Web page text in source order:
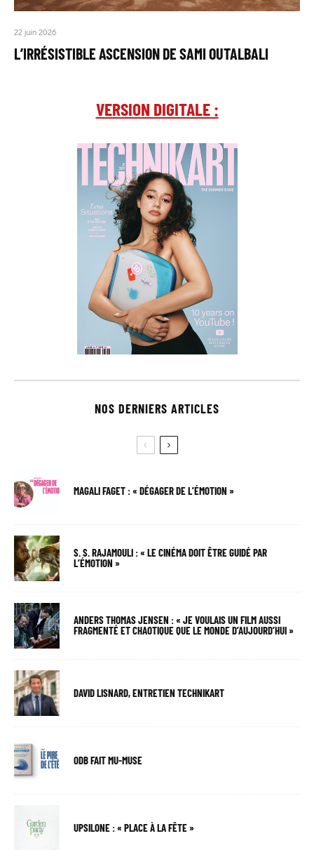
22 juin 2026
L’IRRÉSISTIBLE ASCENSION DE SAMI OUTALBALI
VERSION DIGITALE :
NOS DERNIERS ARTICLES
MAGALI FAGET : « DÉGAGER DE L’ÉMOTION »
S. S. RAJAMOULI : « LE CINÉMA DOIT ÊTRE GUIDÉ PAR
L’ÉMOTION »
ANDERS THOMAS JENSEN : « JE VOULAIS UN FILM AUSSI
FRAGMENTÉ ET CHAOTIQUE QUE LE MONDE D’AUJOURD’HUI »
DAVID LISNARD, ENTRETIEN TECHNIKART
ODB FAIT MU-MUSE
UPSILONE : « PLACE À LA FÊTE »